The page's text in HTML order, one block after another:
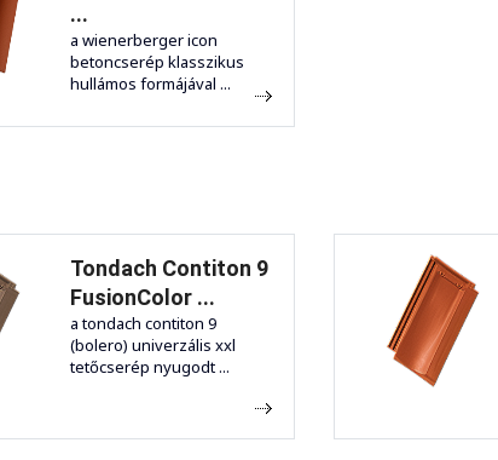
...
a wienerberger icon
betoncserép klasszikus
hullámos formájával ...
Tondach Contiton 9
FusionColor ...
a tondach contiton 9
(bolero) univerzális xxl
tetőcserép nyugodt ...